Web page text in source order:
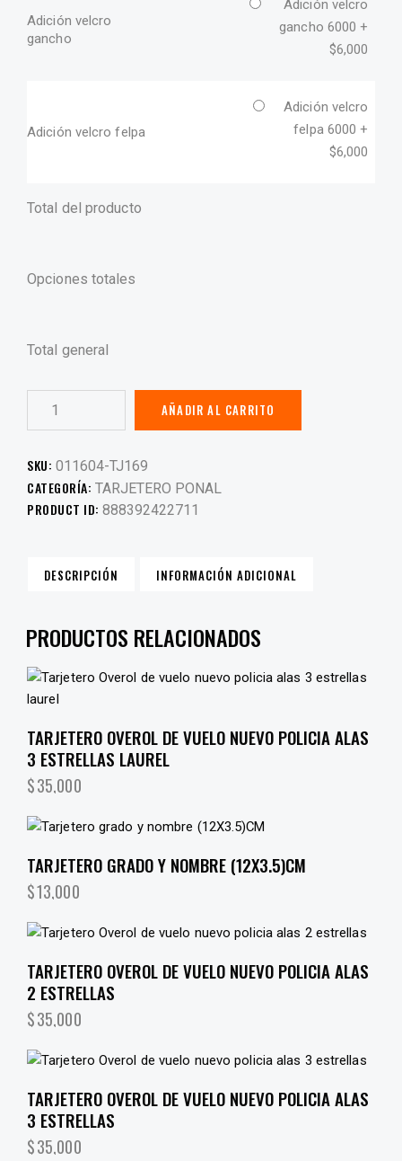
Adición velcro
gancho
Adición velcro
gancho 6000 +
$6,000
Adición velcro felpa
Adición velcro
felpa 6000 +
$6,000
Total del producto
Opciones totales
Total general
AÑADIR AL CARRITO
SKU: 011604-TJ169
CATEGORÍA: TARJETERO PONAL
PRODUCT ID: 888392422711
DESCRIPCIÓN INFORMACIÓN ADICIONAL
PRODUCTOS RELACIONADOS
TARJETERO OVEROL DE VUELO NUEVO POLICIA ALAS
3 ESTRELLAS LAUREL
$35,000
TARJETERO GRADO Y NOMBRE (12X3.5)CM
$13,000
TARJETERO OVEROL DE VUELO NUEVO POLICIA ALAS
2 ESTRELLAS
$35,000
TARJETERO OVEROL DE VUELO NUEVO POLICIA ALAS
3 ESTRELLAS
$35,000